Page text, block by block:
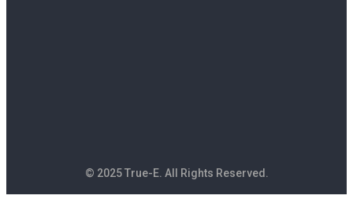
© 2025 True-E. All Rights Reserved.